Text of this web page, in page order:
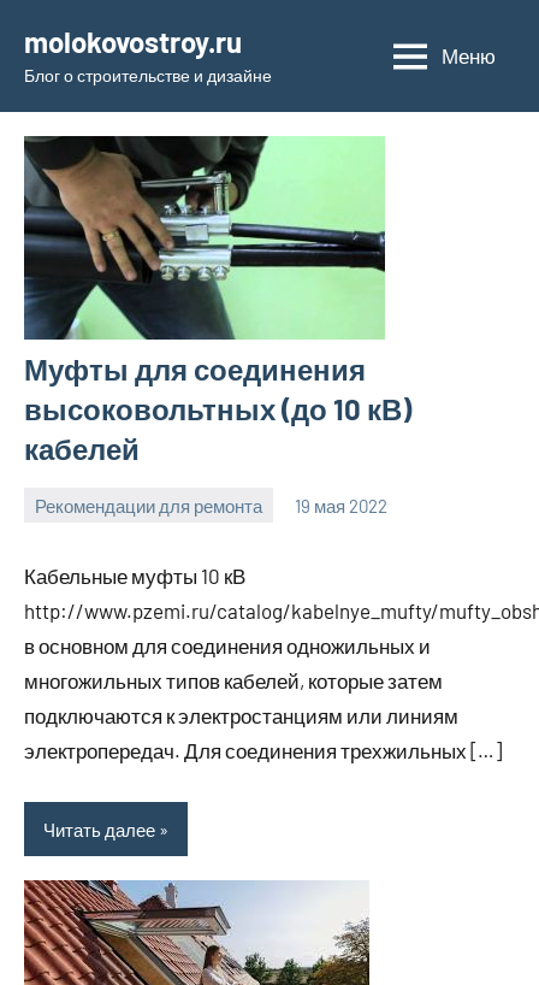
содержимому
molokovostroy.ru
Блог о строительстве и дизайне
Меню
Муфты для соединения
высоковольтных (до 10 кВ)
кабелей
Рекомендации для ремонта 19 мая 2022
molokovostro
Кабельные муфты 10 кВ
http://www.pzemi.ru/catalog/kabelnye_mufty/
в основном для соединения одножильных и
многожильных типов кабелей, которые затем
подключаются к электростанциям или линиям
электропередач. Для соединения трехжильных […]
Читать далее